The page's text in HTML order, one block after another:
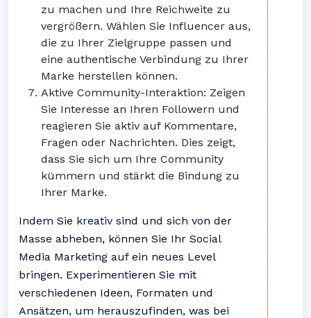
zu machen und Ihre Reichweite zu
vergrößern. Wählen Sie Influencer aus,
die zu Ihrer Zielgruppe passen und
eine authentische Verbindung zu Ihrer
Marke herstellen können.
Aktive Community-Interaktion: Zeigen
Sie Interesse an Ihren Followern und
reagieren Sie aktiv auf Kommentare,
Fragen oder Nachrichten. Dies zeigt,
dass Sie sich um Ihre Community
kümmern und stärkt die Bindung zu
Ihrer Marke.
Indem Sie kreativ sind und sich von der
Masse abheben, können Sie Ihr Social
Media Marketing auf ein neues Level
bringen. Experimentieren Sie mit
verschiedenen Ideen, Formaten und
Ansätzen, um herauszufinden, was bei